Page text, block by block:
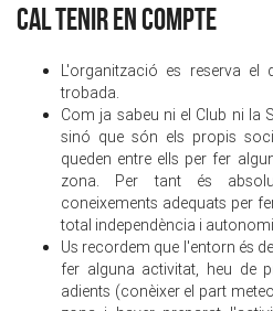
CAL TENIR EN COMPTE
L'organització es reserva el
trobada.
Com ja sabeu ni el Club ni la
sinó que són els propis
queden entre ells per fer
zona. Per tant és
coneixements adequats per
total independència i
Us recordem que l'entorn és
fer alguna activitat, heu de
adients (conèixer el part